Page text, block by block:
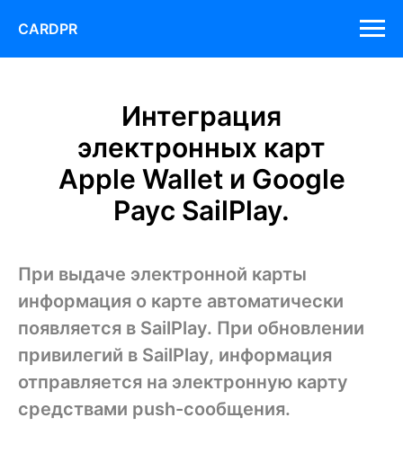
CARDPR
Интеграция
электронных карт
Apple Wallet и Google
Payс SailPlay.
При выдаче электронной карты
информация о карте автоматически
появляется в SailPlay. При обновлении
привилегий в SailPlay, информация
отправляется на электронную карту
средствами push-сообщения.